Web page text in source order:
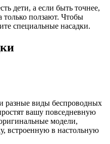
дети, а если быть точнее,
ползают. Чтобы
специальные насадки.
виды беспроводных
вашу повседневную
модели,
встроенную в настольную